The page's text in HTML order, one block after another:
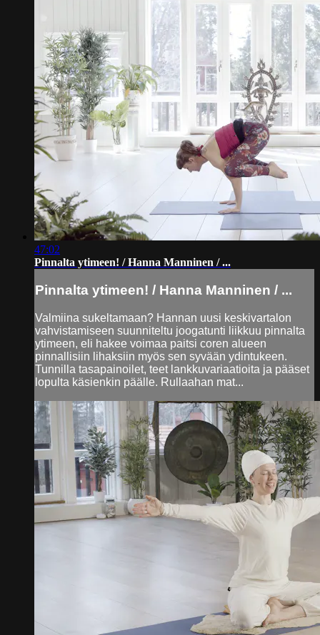
47:02
Pinnalta ytimeen! / Hanna Manninen / ...
Pinnalta ytimeen! / Hanna Manninen / ...
Valmiina sukeltamaan? Hannan uusi keskivartalon
vahvistamiseen suunniteltu joogatunti liikkuu pinnalta
ytimeen, eli hakee voimaa paitsi coren alueen
pinnallisiin lihaksiin myös sen syvään ydintukeen.
Tunnilla tasapainoilet, teet lankkuvariaatioita ja pääset
lopulta käsienkin päälle. Rullaahan mat...